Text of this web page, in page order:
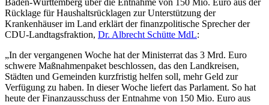
Rücklage für Haushaltsrücklagen zur Unterstützung der
Krankenhäuser im Land erklärt der finanzpolitische Sprecher der
CDU-Landtagsfraktion, Dr. Albrecht Schütte MdL:
„In der vergangenen Woche hat der Ministerrat das 3 Mrd. Euro
schwere Maßnahmenpaket beschlossen, das den Landkreisen,
Städten und Gemeinden kurzfristig helfen soll, mehr Geld zur
Verfügung zu haben. In dieser Woche liefert das Parlament. So hat
heute der Finanzausschuss der Entnahme von 150 Mio. Euro aus